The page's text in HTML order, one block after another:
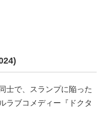
士で、スランプに陥った
ラブコメディー『ドクタ